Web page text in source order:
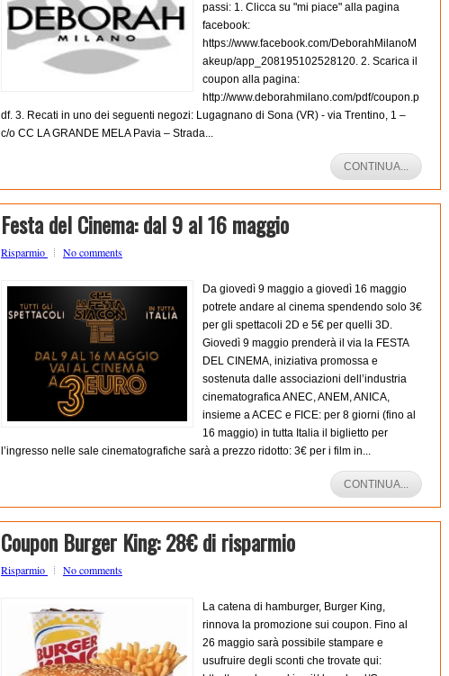
passi: 1. Clicca su "mi piace" alla pagina
facebook:
https://www.facebook.com/DeborahMilanoM
akeup/app_208195102528120. 2. Scarica il
coupon alla pagina:
http://www.deborahmilano.com/pdf/coupon.p
df. 3. Recati in uno dei seguenti negozi: Lugagnano di Sona (VR) - via Trentino, 1 –
c/o CC LA GRANDE MELA Pavia – Strada...
CONTINUA...
Festa del Cinema: dal 9 al 16 maggio
Risparmio No comments
Da giovedì 9 maggio a giovedì 16 maggio
potrete andare al cinema spendendo solo 3€
per gli spettacoli 2D e 5€ per quelli 3D.
Giovedì 9 maggio prenderà il via la FESTA
DEL CINEMA, iniziativa promossa e
sostenuta dalle associazioni dell’industria
cinematografica ANEC, ANEM, ANICA,
insieme a ACEC e FICE: per 8 giorni (fino al
16 maggio) in tutta Italia il biglietto per
l’ingresso nelle sale cinematografiche sarà a prezzo ridotto: 3€ per i film in...
CONTINUA...
Coupon Burger King: 28€ di risparmio
Risparmio No comments
La catena di hamburger, Burger King,
rinnova la promozione sui coupon. Fino al
26 maggio sarà possibile stampare e
usufruire degli sconti che trovate qui: